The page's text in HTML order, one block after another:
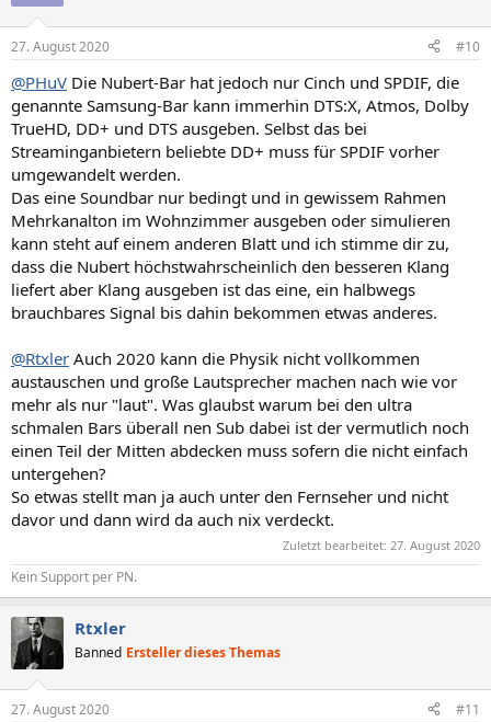
27. August 2020 #10
@PHuV Die Nubert-Bar hat jedoch nur Cinch und SPDIF, die
genannte Samsung-Bar kann immerhin DTS:X, Atmos, Dolby
TrueHD, DD+ und DTS ausgeben. Selbst das bei
Streaminganbietern beliebte DD+ muss für SPDIF vorher
umgewandelt werden.
Das eine Soundbar nur bedingt und in gewissem Rahmen
Mehrkanalton im Wohnzimmer ausgeben oder simulieren
kann steht auf einem anderen Blatt und ich stimme dir zu,
dass die Nubert höchstwahrscheinlich den besseren Klang
liefert aber Klang ausgeben ist das eine, ein halbwegs
brauchbares Signal bis dahin bekommen etwas anderes.
@Rtxler Auch 2020 kann die Physik nicht vollkommen
austauschen und große Lautsprecher machen nach wie vor
mehr als nur "laut". Was glaubst warum bei den ultra
schmalen Bars überall nen Sub dabei ist der vermutlich noch
einen Teil der Mitten abdecken muss sofern die nicht einfach
untergehen?
So etwas stellt man ja auch unter den Fernseher und nicht
davor und dann wird da auch nix verdeckt.
Zuletzt bearbeitet: 27. August 2020
Kein Support per PN.
Rtxler
Banned Ersteller dieses Themas
27. August 2020 #11